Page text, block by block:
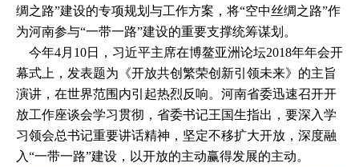
绸之路”建设的专项规划与工作方案，将“空中丝绸之路”作
为河南参与“一带一路”建设的重要支撑统筹谋划。
今年4月10日，习近平主席在博鳌亚洲论坛2018年年会开
幕式上，发表题为《开放共创繁荣创新引领未来》的主旨
演讲，在世界范围内引起热烈反响。河南省委迅速召开开
放工作座谈会学习贯彻，省委书记王国生指出，要深入学
习领会总书记重要讲话精神，坚定不移扩大开放，深度融
入“一带一路”建设，以开放的主动赢得发展的主动。